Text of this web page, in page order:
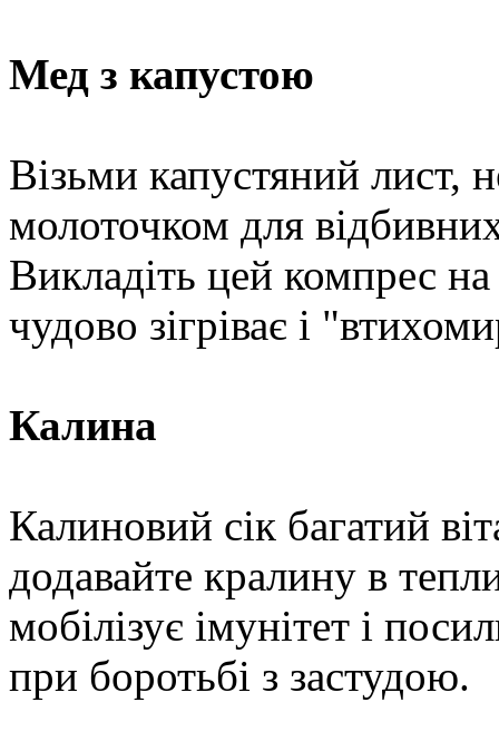
Мед з капустою
Візьми капустяний лист,
молоточком для
Викладіть цей компрес
чудово зігріває і
Калина
Калиновий сік багатий
додавайте кралину в
мобілізує імунітет і
при боротьбі з застудою.